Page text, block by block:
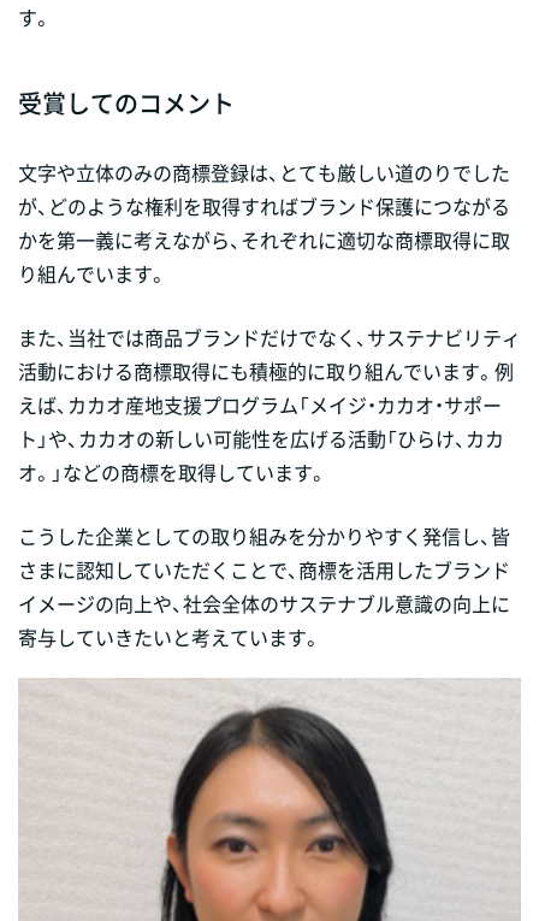
す。
受賞してのコメント
文字や立体のみの商標登録は、とても厳しい道のりでした
が、どのような権利を取得すればブランド保護につながる
かを第一義に考えながら、それぞれに適切な商標取得に取
り組んでいます。
また、当社では商品ブランドだけでなく、サステナビリティ
活動における商標取得にも積極的に取り組んでいます。例
えば、カカオ産地支援プログラム「メイジ・カカオ・サポー
ト」や、カカオの新しい可能性を広げる活動「ひらけ、カカ
オ。」などの商標を取得しています。
こうした企業としての取り組みを分かりやすく発信し、皆
さまに認知していただくことで、商標を活用したブランド
イメージの向上や、社会全体のサステナブル意識の向上に
寄与していきたいと考えています。